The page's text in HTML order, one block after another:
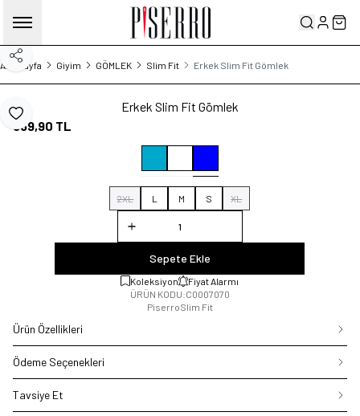
Hesabım
Ana Sayfa Giyim GÖMLEK Slim Fit Erkek Slim Fit Gömlek
Favoriye Ekle
Paylaş
Erkek Slim Fit Gömlek
869,90 TL
2XL L M S XL
Sepete Ekle
Koleksiyon
Fiyat Alarmı
ÜRÜN KODU:C0007070
PiserroSlim Fit
Ürün Özellikleri
Ödeme Seçenekleri
Tavsiye Et